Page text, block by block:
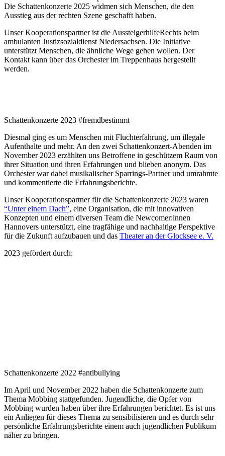
Die Schattenkonzerte 2025 widmen sich Menschen, die den
Ausstieg aus der rechten Szene geschafft haben.
Unser Kooperationspartner ist die AussteigerhilfeRechts beim
ambulanten Justizsozialdienst Niedersachsen. Die Initiative
unterstützt Menschen, die ähnliche Wege gehen wollen. Der
Kontakt kann über das Orchester im Treppenhaus hergestellt
werden.
Schattenkonzerte 2023 #fremdbestimmt
Diesmal ging es um Menschen mit Fluchterfahrung, um illegale
Aufenthalte und mehr. An den zwei Schattenkonzert-Abenden im
November 2023 erzählten uns Betroffene in geschützem Raum von
ihrer Situation und ihren Erfahrungen und blieben anonym. Das
Orchester war dabei musikalischer Sparrings-Partner und umrahmte
und kommentierte die Erfahrungsberichte.
Unser Kooperationspartner für die Schattenkonzerte 2023 waren
“Unter einem Dach”, eine Organisation, die mit innovativen
Konzepten und einem diversen Team die Newcomer:innen
Hannovers unterstützt, eine tragfähige und nachhaltige Perspektive
für die Zukunft aufzubauen und das Theater an der Glocksee e. V.
2023 gefördert durch:
Schattenkonzerte 2022 #antibullying
Im April und November 2022 haben die Schattenkonzerte zum
Thema Mobbing stattgefunden. Jugendliche, die Opfer von
Mobbing wurden haben über ihre Erfahrungen berichtet. Es ist uns
ein Anliegen für dieses Thema zu sensibilisieren und es durch sehr
persönliche Erfahrungsberichte einem auch jugendlichen Publikum
näher zu bringen.